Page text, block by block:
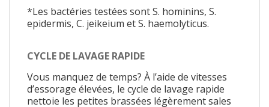
*Les bactéries testées sont S. hominins, S.
epidermis, C. jeikeium et S. haemolyticus.
CYCLE DE LAVAGE RAPIDE
Vous manquez de temps? À l’aide de vitesses
d’essorage élevées, le cycle de lavage rapide
nettoie les petites brassées légèrement sales